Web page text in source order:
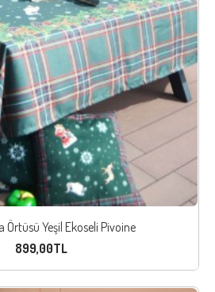
Örtüsü Yeşil Ekoseli Pivoine
899,00TL